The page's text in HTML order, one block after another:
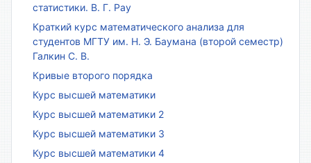
статистики. В. Г. Рау
Краткий курс математического анализа для
студентов МГТУ им. Н. Э. Баумана (второй семестр)
Галкин С. В.
Кривые второго порядка
Курс высшей математики
Курс высшей математики 2
Курс высшей математики 3
Курс высшей математики 4